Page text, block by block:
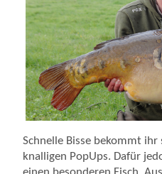
Schnelle Bisse bekommt
knalligen PopUps. Dafür